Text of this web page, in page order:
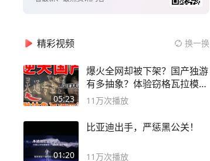
精彩视频 换一换
05:23
爆火全网却被下架？国产独游
有多抽象？体验窃格瓦拉模拟
器！
11万次播放
01:20
比亚迪出手，严惩黑公关！
11万次播放